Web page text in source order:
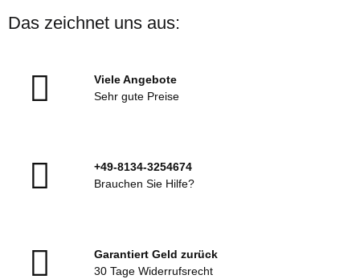
Das zeichnet uns aus:
Viele Angebote
Sehr gute Preise
+49-8134-3254674
Brauchen Sie Hilfe?
Garantiert Geld zurück
30 Tage Widerrufsrecht